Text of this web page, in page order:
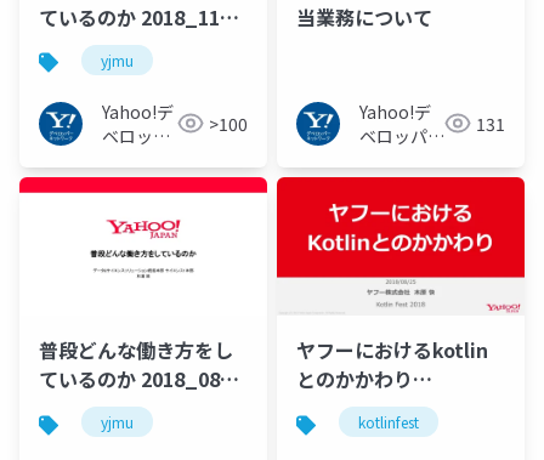
ているのか 2018_1122
#yjmuyjmu
Yahoo!デ
ベロッパ
ワーク
>100
当業務について
Yahoo!デ
ベロッパー
ク
131
普段どんな働き方をし
ているのか 2018_0823
#yjmuyjmu
ヤフーにおけるkotlin
とのかかわり
#kotlinfest
kotlinfest